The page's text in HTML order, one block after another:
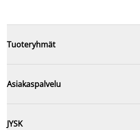
Tuoteryhmät
Asiakaspalvelu
JYSK